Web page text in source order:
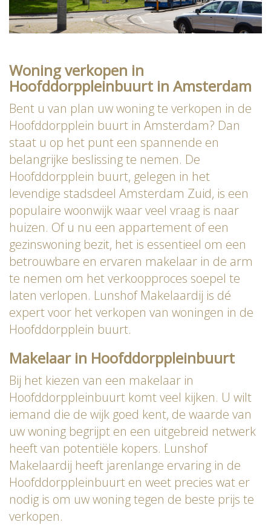
Woning verkopen in
Hoofddorppleinbuurt in Amsterdam
Bent u van plan uw woning te verkopen in de
Hoofddorpplein buurt in Amsterdam? Dan
staat u op het punt een spannende en
belangrijke beslissing te nemen. De
Hoofddorpplein buurt, gelegen in het
levendige stadsdeel Amsterdam Zuid, is een
populaire woonwijk waar veel vraag is naar
huizen. Of u nu een appartement of een
gezinswoning bezit, het is essentieel om een
betrouwbare en ervaren makelaar in de arm
te nemen om het verkoopproces soepel te
laten verlopen. Lunshof Makelaardij is dé
expert voor het verkopen van woningen in de
Hoofddorpplein buurt.
Makelaar in Hoofddorppleinbuurt
Bij het kiezen van een makelaar in
Hoofddorppleinbuurt komt veel kijken. U wilt
iemand die de wijk goed kent, de waarde van
uw woning begrijpt en een uitgebreid netwerk
heeft van potentiële kopers. Lunshof
Makelaardij heeft jarenlange ervaring in de
Hoofddorppleinbuurt en weet precies wat er
nodig is om uw woning tegen de beste prijs te
verkopen.